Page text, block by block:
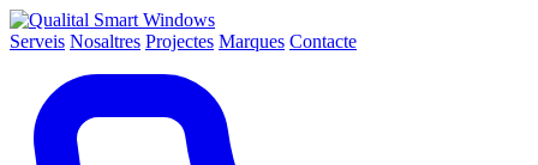
Serveis Nosaltres Projectes Marques Contacte